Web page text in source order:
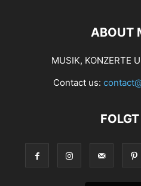
ABOUT
MUSIK, KONZERTE
Contact us: